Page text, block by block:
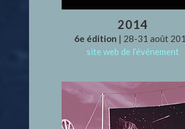
2014
6e édition | 28-31 août
site web de l’événement